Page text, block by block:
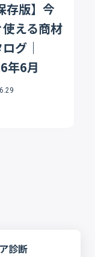
存版】今
える商材
グ｜
年6月
診断